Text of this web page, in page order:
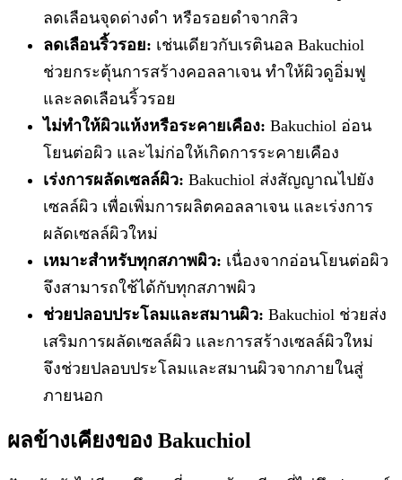
ลดเลือนจุดด่างดำ หรือรอยดำจากสิว
ลดเลือนริ้วรอย: เช่นเดียวกับเรตินอล Bakuchiol
ช่วยกระตุ้นการสร้างคอลลาเจน ทำให้ผิวดูอิ่มฟู
และลดเลือนริ้วรอย
ไม่ทำให้ผิวแห้งหรือระคายเคือง: Bakuchiol อ่อน
โยนต่อผิว และไม่ก่อให้เกิดการระคายเคือง
เร่งการผลัดเซลล์ผิว: Bakuchiol ส่งสัญญาณไปยัง
เซลล์ผิว เพื่อเพิ่มการผลิตคอลลาเจน และเร่งการ
ผลัดเซลล์ผิวใหม่
เหมาะสำหรับทุกสภาพผิว: เนื่องจากอ่อนโยนต่อผิว
จึงสามารถใช้ได้กับทุกสภาพผิว
ช่วยปลอบประโลมและสมานผิว: Bakuchiol ช่วยส่ง
เสริมการผลัดเซลล์ผิว และการสร้างเซลล์ผิวใหม่
จึงช่วยปลอบประโลมและสมานผิวจากภายในสู่
ภายนอก
ผลข้างเคียงของ Bakuchiol